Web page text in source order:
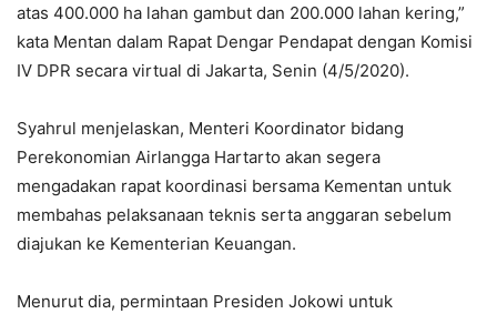
atas 400.000 ha lahan gambut dan 200.000 lahan kering,”
kata Mentan dalam Rapat Dengar Pendapat dengan Komisi
IV DPR secara virtual di Jakarta, Senin (4/5/2020).
Syahrul menjelaskan, Menteri Koordinator bidang
Perekonomian Airlangga Hartarto akan segera
mengadakan rapat koordinasi bersama Kementan untuk
membahas pelaksanaan teknis serta anggaran sebelum
diajukan ke Kementerian Keuangan.
Menurut dia, permintaan Presiden Jokowi untuk